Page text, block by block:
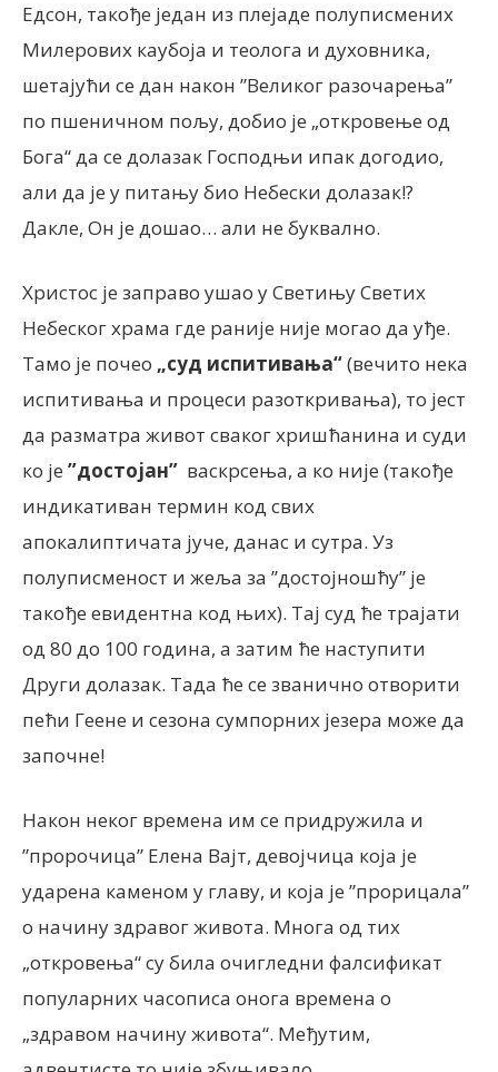
Едсон, такође један из плејаде полуписмених
Милерових каубоја и теолога и духовника,
шетајући се дан након ”Великог разочарења”
по пшеничном пољу, добио је „откровење од
Бога“ да се долазак Господњи ипак догодио,
али да је у питању био Небески долазак!?
Дакле, Он је дошао… али не буквално.
Христос је заправо ушао у Светињу Светих
Небеског храма где раније није могао да уђе.
Тамо је почео „суд испитивања“(вечито нека
испитивања и процеси разоткривања), то јест
да разматра живот сваког хришћанина и суди
ко је ”достојан” васкрсења, а ко није (такође
индикативан термин код свих
апокалиптичата јуче, данас и сутра. Уз
полуписменост и жеља за ”достојношћу” је
такође евидентна код њих). Тај суд ће трајати
од 80 до 100 година, а затим ће наступити
Други долазак. Тада ће се званично отворити
пећи Геене и сезона сумпорних језера може да
започне!
Након неког времена им се придружила и
”пророчица” Елена Вајт, девојчица која је
ударена каменом у главу, и која је ”прорицала”
о начину здравог живота. Многа од тих
„откровења“ су била очигледни фалсификат
популарних часописа онога времена о
„здравом начину живота“. Међутим,